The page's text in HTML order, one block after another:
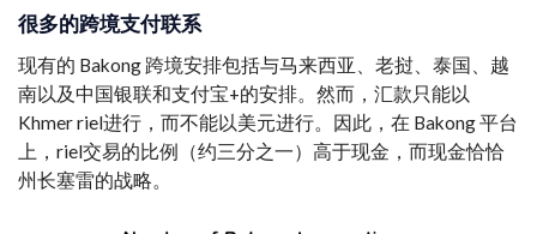
很多的跨境支付联系
现有的 Bakong 跨境安排包括与马来西亚、老挝、泰国、越
南以及中国银联和支付宝+的安排。然而，汇款只能以
Khmer riel进行，而不能以美元进行。因此，在 Bakong 平台
上，riel交易的比例（约三分之一）高于现金，而现金恰恰
州长塞雷的战略